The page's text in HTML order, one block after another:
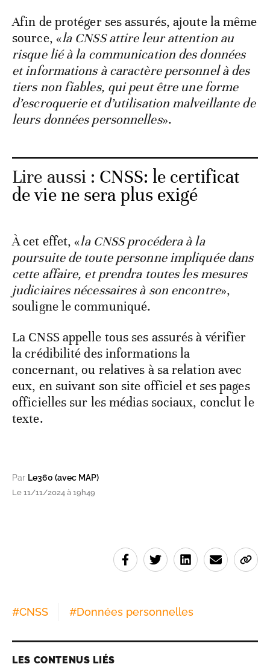
Afin de protéger ses assurés, ajoute la même
source, «la CNSS attire leur attention au
risque lié à la communication des données
et informations à caractère personnel à des
tiers non fiables, qui peut être une forme
d’escroquerie et d’utilisation malveillante de
leurs données personnelles».
Lire aussi : CNSS: le certificat
de vie ne sera plus exigé
À cet effet, «la CNSS procédera à la
poursuite de toute personne impliquée dans
cette affaire, et prendra toutes les mesures
judiciaires nécessaires à son encontre»,
souligne le communiqué.
La CNSS appelle tous ses assurés à vérifier
la crédibilité des informations la
concernant, ou relatives à sa relation avec
eux, en suivant son site officiel et ses pages
officielles sur les médias sociaux, conclut le
texte.
Par Le360 (avec MAP)
Le 11/11/2024 à 19h49
#CNSS #Données personnelles
LES CONTENUS LIÉS